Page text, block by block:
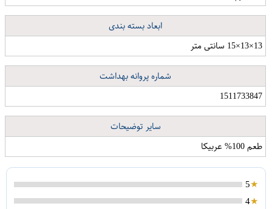
ابعاد بسته بندی
13×13×15 سانتی متر
شماره پروانه بهداشت
1511733847
سایر توضیحات
طعم 100% عربیکا
5
4